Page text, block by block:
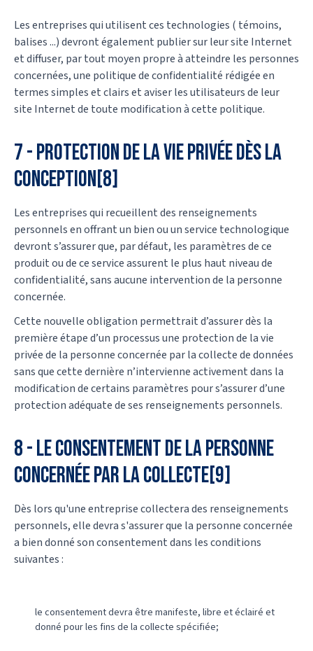
Les entreprises qui utilisent ces technologies ( témoins,
balises ...) devront également publier sur leur site Internet
et diffuser, par tout moyen propre à atteindre les personnes
concernées, une politique de confidentialité rédigée en
termes simples et clairs et aviser les utilisateurs de leur
site Internet de toute modification à cette politique.
7 - Protection de la vie privée dès la
conception[8]
Les entreprises qui recueillent des renseignements
personnels en offrant un bien ou un service technologique
devront s’assurer que, par défaut, les paramètres de ce
produit ou de ce service assurent le plus haut niveau de
confidentialité, sans aucune intervention de la personne
concernée.
Cette nouvelle obligation permettrait d’assurer dès la
première étape d’un processus une protection de la vie
privée de la personne concernée par la collecte de données
sans que cette dernière n’intervienne activement dans la
modification de certains paramètres pour s’assurer d’une
protection adéquate de ses renseignements personnels.
8 - Le consentement de la personne
concernée par la collecte[9]
Dès lors qu'une entreprise collectera des renseignements
personnels, elle devra s'assurer que la personne concernée
a bien donné son consentement dans les conditions
suivantes :
le consentement devra être manifeste, libre et éclairé et
donné pour les fins de la collecte spécifiée;